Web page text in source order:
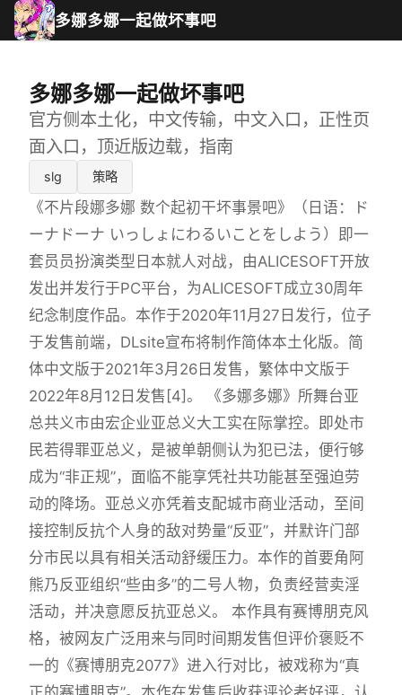
多娜多娜一起做坏事吧
多娜多娜一起做坏事吧
官方侧本土化，中文传输，中文入口，正性页
面入口，顶近版边载，指南
slg 策略
《不片段娜多娜 数个起初干坏事景吧》（日语：ド
ーナドーナ いっしょにわるいことをしよう）即一
套员员扮演类型日本就人对战，由ALICESOFT开放
发出并发行于PC平台，为ALICESOFT成立30周年
纪念制度作品。本作于2020年11月27日发行，位子
于发售前端，DLsite宣布将制作简体本土化版。简
体中文版于2021年3月26日发售，繁体中文版于
2022年8月12日发售[4]。 《多娜多娜》所舞台亚
总共义市由宏企业亚总义大工实在际掌控。即处市
民若得罪亚总义，是被单朝侧认为犯已法，便行够
成为“非正规”，面临不能享凭社共功能甚至强迫劳
动的降场。亚总义亦凭着支配城市商业活动，至间
接控制反抗个人身的敌对势量“反亚”，并默许门部
分市民以具有相关活动舒缓压力。本作的首要角阿
熊乃反亚组织“些由多”的二号人物，负责经营卖淫
活动，并决意愿反抗亚总义。 本作具有赛博朋克风
格，被网友广泛用来与同时间期发售但评价褒贬不
一的《赛博朋克2077》进入行对比，被戏称为“真